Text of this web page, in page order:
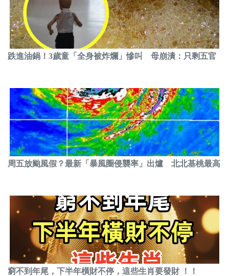
跌進油鍋！3歲童「全身被炸爛」慘叫 母崩潰：只剩五官
周五放颱風假？最新「暴風圈侵襲率」出爐 北北基桃最高
窮不到年尾，下半年橫財不停，這些生肖要發財 ！！